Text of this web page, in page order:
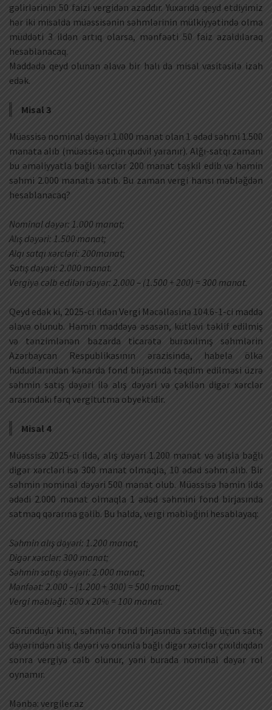
gəlirlərinin 50 faizi vergidən azaddır. Yuxarıda qeyd etdiyimiz
hər iki misalda müəssisənin səhmlərinin mülkiyyətində olma
müddəti 3 ildən artıq olarsa, mənfəəti 50 faiz azaldılaraq
hesablanacaq.
Maddədə qeyd olunan əlavə bir halı da misal vasitəsilə izah
edək.
Misal 3
Müəssisə nominal dəyəri 1.000 manat olan 1 ədəd səhmi 1.500
manata alıb (müəssisə üçün qudvil yaranır). Alğı-satqı zamanı
bu əməliyyatla bağlı xərclər 200 manat təşkil edib və həmin
səhmi 2.000 manata satıb. Bu zaman vergi hansı məbləğdən
hesablanacaq?
Nominal dəyər: 1.000 manat;
Alış dəyəri: 1.500 manat;
Alqı satqı xərcləri: 200manat;
Satış dəyəri: 2.000 manat.
Vergiyə cəlb edilən dəyər: 2.000 – (1.500 + 200) = 300 manat.
Qeyd edək ki, 2025-ci ildən Vergi Məcəlləsinə 104.6-1-ci maddə
əlavə olunub. Həmin maddəyə əsasən, kütləvi təklif edilmiş
və tənzimlənən bazarda ticarətə buraxılmış səhmlərin
Azərbaycan Respublikasının ərazisində, habelə ölkə
hüdudlarından kənarda fond birjasında təqdim edilməsi üzrə
səhmin satış dəyəri ilə alış dəyəri və çəkilən digər xərclər
arasındakı fərq vergitutma obyektidir.
Misal 4
Müəssisə 2025-ci ildə, alış dəyəri 1.200 manat və alışla bağlı
digər xərcləri isə 300 manat olmaqla, 10 ədəd səhm alıb. Bir
səhmin nominal dəyəri 500 manat olub. Müəssisə həmin ildə
ədədi 2.000 manat olmaqla 1 ədəd səhmini fond birjasında
satmaq qərarına gəlib. Bu halda, vergi məbləğini hesablayaq:
Səhmin alış dəyəri: 1.200 manat;
Digər xərclər: 300 manat;
Səhmin satışı dəyəri: 2.000 manat;
Mənfəət: 2.000 – (1.200 + 300) = 500 manat;
Vergi məbləği: 500 x 20% = 100 manat.
Göründüyü kimi, səhmlər fond birjasında satıldığı üçün satış
dəyərindən alış dəyəri və onunla bağlı digər xərclər çıxıldıqdan
sonra vergiyə cəlb olunur, yəni burada nominal dəyər rol
oynamır.
Mənbə: vergiler.az